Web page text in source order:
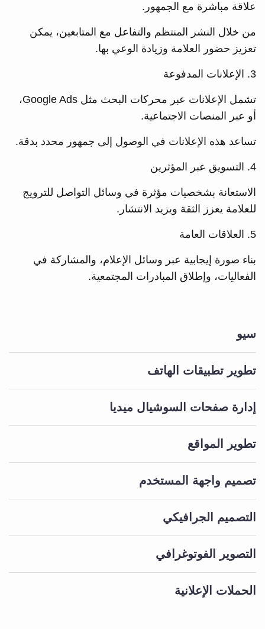
علاقة مباشرة مع الجمهور.
من خلال النشر المنتظم والتفاعل مع المتابعين، يمكن
تعزيز حضور العلامة وزيادة الوعي بها.
3. الإعلانات المدفوعة
تشمل الإعلانات عبر محركات البحث مثل Google Ads،
أو عبر المنصات الاجتماعية.
تساعد هذه الإعلانات في الوصول إلى جمهور محدد بدقة.
4. التسويق عبر المؤثرين
الاستعانة بشخصيات مؤثرة في وسائل التواصل للترويج
للعلامة يعزز الثقة ويزيد الانتشار.
5. العلاقات العامة
بناء صورة إيجابية عبر وسائل الإعلام، والمشاركة في
الفعاليات، وإطلاق المبادرات المجتمعية.
سيو
تطوير تطبيقات الهاتف
إدارة صفحات السوشيال ميديا
تطوير المواقع
تصميم واجهة المستخدم
التصميم الجرافيكي
التصوير الفوتوغرافي
الحملات الإعلانية